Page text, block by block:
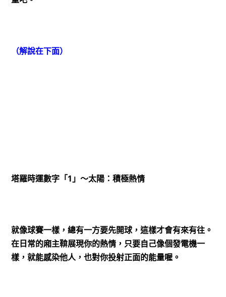
（解說在下面）
塔羅時運數字「1 」～太陽：積極熱情
就像球賽一樣，總有一方要先開球，這樣才會有來有往。
在日常的廂主鞥展現你的熱情，只要自己像個發電機一
樣，就能感染他人，也對你投射正面的能量喔。